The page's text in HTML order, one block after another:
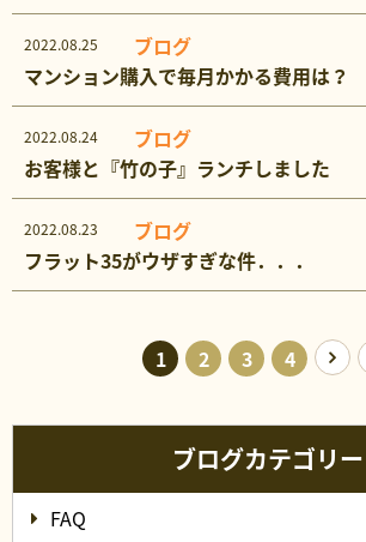
2022.08.25
ブログ
マンション購入で毎月かかる費用は？
2022.08.24
ブログ
お客様と『竹の子』ランチしました
2022.08.23
ブログ
フラット35がウザすぎな件．．．
1 2 3 4
ブログカテゴリー
FAQ